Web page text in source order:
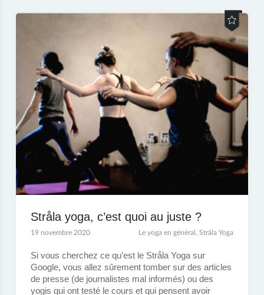
Stråla yoga, c’est quoi au juste ?
19 novembre 2020 Le yoga en général ,Stråla Yoga
Si vous cherchez ce qu’est le Stråla Yoga sur
Google, vous allez sûrement tomber sur des articles
de presse (de journalistes mal informés) ou des
yogis qui ont testé le cours et qui pensent avoir